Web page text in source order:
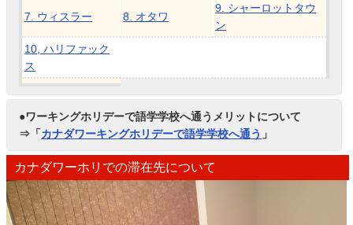
7. ウィスラー 8. オタワ
9. シャーロットタウ
ン
10, ハリファック
ス
●ワーキングホリデーで語学学校へ通うメリットについて
⇒「カナダワーキングホリデーで語学学校へ通う 」
カナダワーホリでの滞在先について